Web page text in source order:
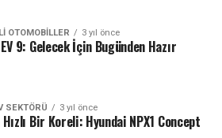
OTOMOBILLER 3 yıl önce
9: Gelecek İçin Bugünden Hazır
SEKTÖRÜ 3 yıl önce
Hızlı Bir Koreli: Hyundai NPX1 Concept